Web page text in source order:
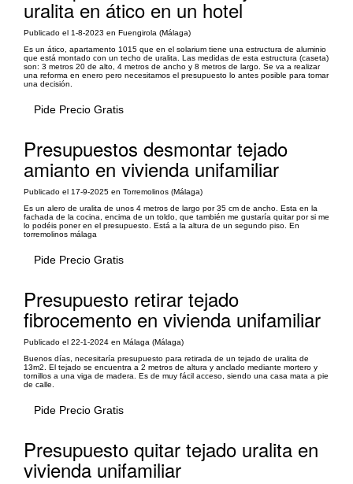
uralita en ático en un hotel
Publicado el 1-8-2023 en Fuengirola (Málaga)
Es un ático, apartamento 1015 que en el solarium tiene una estructura de aluminio
que está montado con un techo de uralita. Las medidas de esta estructura (caseta)
son: 3 metros 20 de alto, 4 metros de ancho y 8 metros de largo. Se va a realizar
una reforma en enero pero necesitamos el presupuesto lo antes posible para tomar
una decisión.
Pide Precio Gratis
Presupuestos desmontar tejado
amianto en vivienda unifamiliar
Publicado el 17-9-2025 en Torremolinos (Málaga)
Es un alero de uralita de unos 4 metros de largo por 35 cm de ancho. Esta en la
fachada de la cocina, encima de un toldo, que también me gustaría quitar por si me
lo podéis poner en el presupuesto. Está a la altura de un segundo piso. En
torremolinos málaga
Pide Precio Gratis
Presupuesto retirar tejado
fibrocemento en vivienda unifamiliar
Publicado el 22-1-2024 en Málaga (Málaga)
Buenos días, necesitaría presupuesto para retirada de un tejado de uralita de
13m2. El tejado se encuentra a 2 metros de altura y anclado mediante mortero y
tornillos a una viga de madera. Es de muy fácil acceso, siendo una casa mata a pie
de calle.
Pide Precio Gratis
Presupuesto quitar tejado uralita en
vivienda unifamiliar